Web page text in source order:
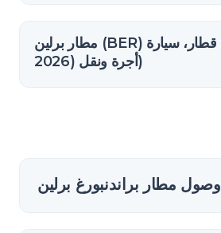
مطار برلين (BER) إلى بوتسدام: قطار، سيارة
أجرة ونقل (2026)
وصول مطار براندنبورغ برلين